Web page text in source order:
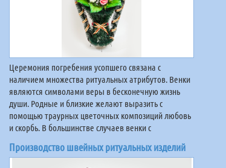
Церемония погребения усопшего связана с
наличием множества ритуальных атрибутов. Венки
являются символами веры в бесконечную жизнь
души. Родные и близкие желают выразить с
помощью траурных цветочных композиций любовь
и скорбь. В большинстве случаев венки с
Производство швейных ритуальных изделий